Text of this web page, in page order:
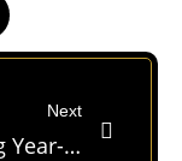
Next
Samsung Year-End Sale-bration Hadir di Blibli Store Mal Ciputra Cibubur!